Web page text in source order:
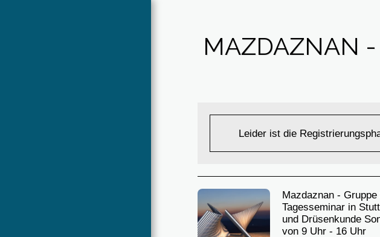
MAZDAZNAN -
Leider ist die
Mazdaznan -
Tagesseminar in
und Drüsenkunde
von 9 Uhr - 16 Uhr